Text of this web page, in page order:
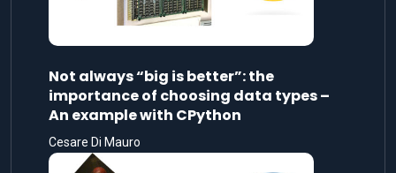
Not always “big is better”: the
importance of choosing data types –
An example with CPython
Cesare Di Mauro